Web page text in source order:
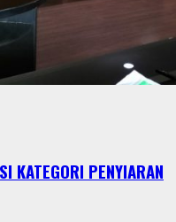
KATEGORI PENYIARAN